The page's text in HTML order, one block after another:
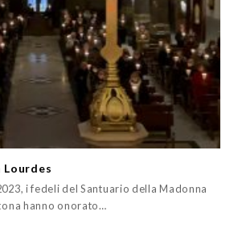
Lourdes
i fedeli del Santuario della Madonna
hanno onorato…